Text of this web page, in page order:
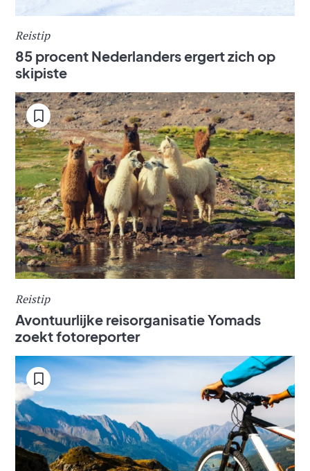
Reistip
85 procent Nederlanders ergert zich op
skipiste
Reistip
Avontuurlijke reisorganisatie Yomads
zoekt fotoreporter